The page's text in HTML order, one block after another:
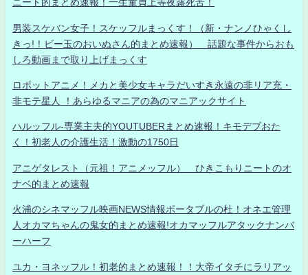
ニート的まとめ速報！一生童貞上等夜露死苦！
男装スケバン女子！スケッフルまっくす！（新・ナンノひゃくし
きっ!！ビー玉のおいぬさん的まとめ速報） 話題な事件からおも
しろ動画まで取り上げまっくす
ロボットアニメ！メカと美少女キャラだいすき永遠の非リア充・
非モテ星人 ！あらゆるマニアの為のマニアックサイト
ハルッフル-専業主夫的YOUTUBERまとめ速報！キモデブおた
く！初老人の介護生活！激動の1750日
アニゲタレスト（元祖！アニメッフル） ひきこもりニートのオ
ナベ的まとめ速報
火浦のシネマッフル映画NEWS情報ポータブルの杜！オネエ管理
人オカマちゃんの鬼女的まとめ速報!オカマッフルアタックナンバ
ーハーフ
ユカ・ヨネッフル！初老的まとめ速報！！大帝イタチにラリアッ